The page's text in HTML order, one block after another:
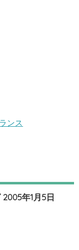
ンス
年1月5日